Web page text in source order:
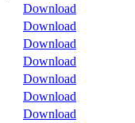
Download
Download
Download
Download
Download
Download
Download